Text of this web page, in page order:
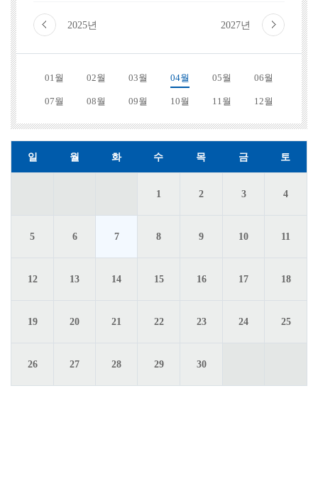
2025년 2027년
01월 02월 03월 04월 05월 06월
07월 08월 09월 10월 11월 12월
1 2 3 4
5 6 7 8 9 10 11
12 13 14 15 16 17 18
19 20 21 22 23 24 25
26 27 28 29 30